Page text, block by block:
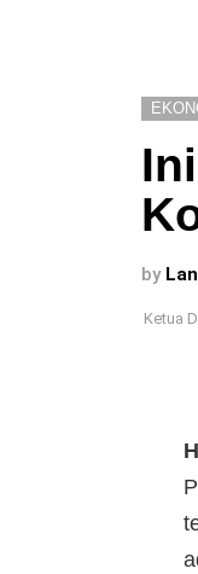
by
Ketua